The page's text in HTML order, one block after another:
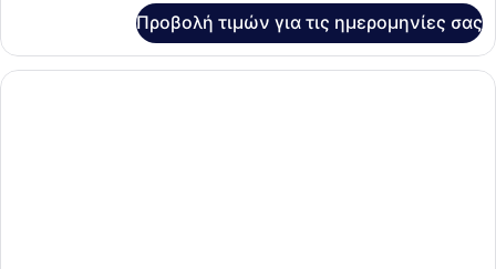
Προβολή τιμών για τις ημερομηνίες σας